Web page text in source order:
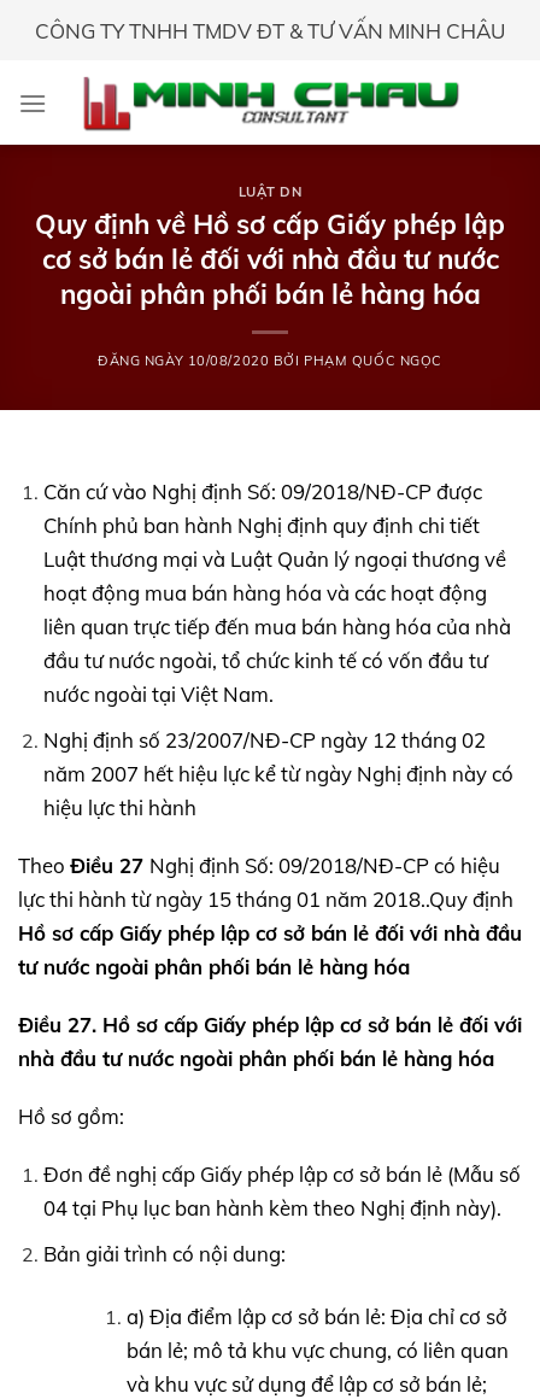
CÔNG TY TNHH TMDV ĐT & TƯ VẤN MINH CHÂU
LUẬT DN
Quy định về Hồ sơ cấp Giấy phép lập
cơ sở bán lẻ đối với nhà đầu tư nước
ngoài phân phối bán lẻ hàng hóa
ĐĂNG NGÀY 10/08/2020 BỞI PHẠM QUỐC NGỌC
Căn cứ vào Nghị định Số: 09/2018/NĐ-CP được
Chính phủ ban hành Nghị định quy định chi tiết
Luật thương mại và Luật Quản lý ngoại thương về
hoạt động mua bán hàng hóa và các hoạt động
liên quan trực tiếp đến mua bán hàng hóa của nhà
đầu tư nước ngoài, tổ chức kinh tế có vốn đầu tư
nước ngoài tại Việt Nam.
Nghị định số 23/2007/NĐ-CP ngày 12 tháng 02
năm 2007 hết hiệu lực kể từ ngày Nghị định này có
hiệu lực thi hành
Theo Điều 27 Nghị định Số: 09/2018/NĐ-CP có hiệu
lực thi hành từ ngày 15 tháng 01 năm 2018..Quy định
Hồ sơ cấp Giấy phép lập cơ sở bán lẻ đối với nhà đầu
tư nước ngoài phân phối bán lẻ hàng hóa
Điều 27. Hồ sơ cấp Giấy phép lập cơ sở bán lẻ đối với
nhà đầu tư nước ngoài phân phối bán lẻ hàng hóa
Hồ sơ gồm:
Đơn đề nghị cấp Giấy phép lập cơ sở bán lẻ (Mẫu số
04 tại Phụ lục ban hành kèm theo Nghị định này).
Bản giải trình có nội dung:
a) Địa điểm lập cơ sở bán lẻ: Địa chỉ cơ sở
bán lẻ; mô tả khu vực chung, có liên quan
và khu vực sử dụng để lập cơ sở bán lẻ;